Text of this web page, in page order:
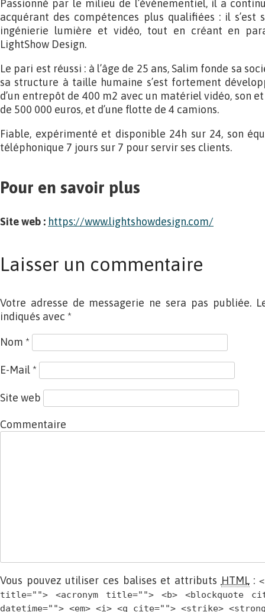
Passionné par le milieu de l’événementiel, il a
acquérant des compétences plus qualifiées : il
ingénierie lumière et vidéo, tout en créant en
LightShow Design.
Le pari est réussi : à l’âge de 25 ans, Salim fonde sa
sa structure à taille humaine s’est fortement
d’un entrepôt de 400 m2 avec un matériel vidéo, son
de 500 000 euros, et d’une flotte de 4 camions.
Fiable, expérimenté et disponible 24h sur 24, son
téléphonique 7 jours sur 7 pour servir ses clients.
Pour en savoir plus
Site web : https://www.lightshowdesign.com/
Laisser un commentaire
Votre adresse de messagerie ne sera pas publiée.
indiqués avec *
Nom *
E-Mail *
Site web
Commentaire
Vous pouvez utiliser ces balises et attributs HTML:
title=""> <acronym title=""> <b> <blockquote
datetime=""> <em> <i> <q cite=""> <strike>